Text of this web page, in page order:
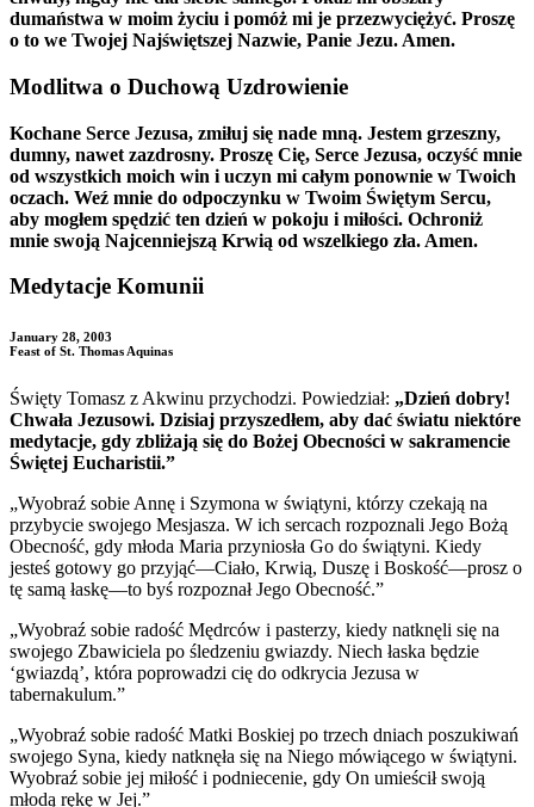
dumaństwa w moim życiu i pomóż mi je przezwyciężyć. Proszę
o to we Twojej Najświętszej Nazwie, Panie Jezu. Amen.
Modlitwa o Duchową Uzdrowienie
Kochane Serce Jezusa, zmiłuj się nade mną. Jestem grzeszny,
dumny, nawet zazdrosny. Proszę Cię, Serce Jezusa, oczyść mnie
od wszystkich moich win i uczyn mi całym ponownie w Twoich
oczach. Weź mnie do odpoczynku w Twoim Świętym Sercu,
aby mogłem spędzić ten dzień w pokoju i miłości. Ochroniż
mnie swoją Najcenniejszą Krwią od wszelkiego zła. Amen.
Medytacje Komunii
January 28, 2003
Feast of St. Thomas Aquinas
Święty Tomasz z Akwinu przychodzi. Powiedział: „Dzień dobry!
Chwała Jezusowi. Dzisiaj przyszedłem, aby dać światu niektóre
medytacje, gdy zbliżają się do Bożej Obecności w sakramencie
Świętej Eucharistii.”
„Wyobraź sobie Annę i Szymona w świątyni, którzy czekają na
przybycie swojego Mesjasza. W ich sercach rozpoznali Jego Bożą
Obecność, gdy młoda Maria przyniosła Go do świątyni. Kiedy
jesteś gotowy go przyjąć—Ciało, Krwią, Duszę i Boskość—prosz o
tę samą łaskę—to byś rozpoznał Jego Obecność.”
„Wyobraź sobie radość Mędrców i pasterzy, kiedy natknęli się na
swojego Zbawiciela po śledzeniu gwiazdy. Niech łaska będzie
‘gwiazdą’, która poprowadzi cię do odkrycia Jezusa w
tabernakulum.”
„Wyobraź sobie radość Matki Boskiej po trzech dniach poszukiwań
swojego Syna, kiedy natknęła się na Niego mówiącego w świątyni.
Wyobraź sobie jej miłość i podniecenie, gdy On umieścił swoją
młodą rękę w Jej.”